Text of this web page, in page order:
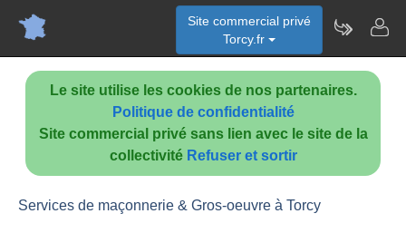
Le site utilise les cookies de nos partenaires.
Politique de confidentialité
Site commercial privé sans lien avec le site de la
collectivité Refuser et sortir
Site commercial privé
Torcy.fr
Services de maçonnerie & Gros-oeuvre à Torcy